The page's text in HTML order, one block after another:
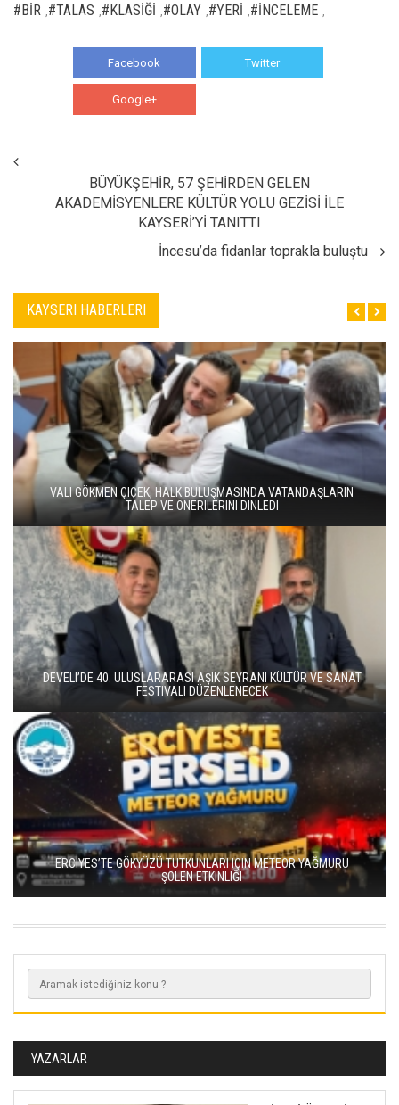
#BİR #TALAS #KLASİĞİ #OLAY #YERİ #İNCELEME
Facebook Twitter
Google+
BÜYÜKŞEHİR, 57 ŞEHİRDEN GELEN
AKADEMİSYENLERE KÜLTÜR YOLU GEZİSİ İLE
KAYSERİ’Yİ TANITTI
İncesu’da fidanlar toprakla buluştu
KAYSERI HABERLERI
VALI GÖKMEN ÇIÇEK, HALK BULUŞMASINDA VATANDAŞLARIN
TALEP VE ÖNERILERINI DINLEDI
DEVELI’DE 40. ULUSLARARASI AŞIK SEYRANI KÜLTÜR VE SANAT
FESTIVALI DÜZENLENECEK
ERCIYES’TE GÖKYÜZÜ TUTKUNLARI IÇIN METEOR YAĞMURU
ŞÖLEN ETKINLIĞI
YAZARLAR